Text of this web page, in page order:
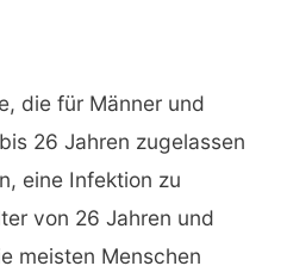
die für Männer und
26 Jahren zugelassen
eine Infektion zu
von 26 Jahren und
meisten Menschen